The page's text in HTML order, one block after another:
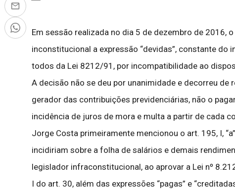
Em sessão realizada no dia 5 de dezembro de 2016,
inconstitucional a expressão “devidas”, constante do
todos da Lei 8212/91, por incompatibilidade ao
A decisão não se deu por unanimidade e decorreu
gerador das contribuições previdenciárias, não o
incidência de juros de mora e multa a partir de cada
Jorge Costa primeiramente mencionou o art. 195, I,
incidiriam sobre a folha de salários e demais
legislador infraconstitucional, ao aprovar a Lei nº
I do art. 30, além das expressões “pagas” e